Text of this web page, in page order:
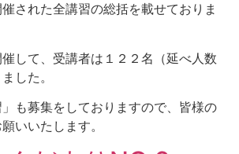
された全講習の総括を載せておりま
して、受講者は１２２名（延べ人数
した。
も募集をしておりますので、皆様の
いいたします。